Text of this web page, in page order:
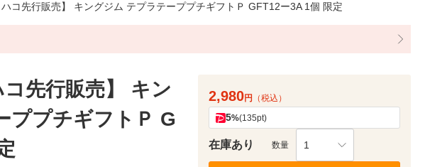
ハコ先行販売】 キングジム テプラテーププチギフトＰ GFT12ー3A 1個 限定
コ先行販売】 キン
ププチギフトＰ G
2,980円 （税込）
5%(135pt)
在庫あり 数量 1